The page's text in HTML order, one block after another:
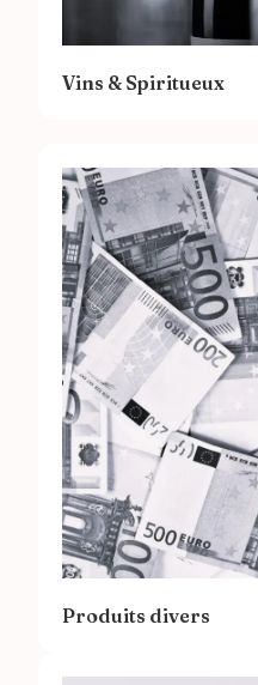
Vins & Spiritueux
Produits divers